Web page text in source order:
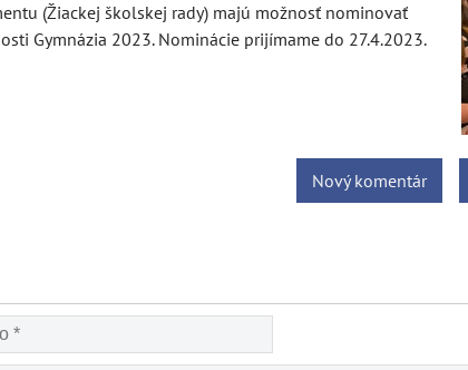
(Žiackej školskej rady) majú možnosť nominovať
Gymnázia 2023. Nominácie prijímame do 27.4.2023.
Nový komentár